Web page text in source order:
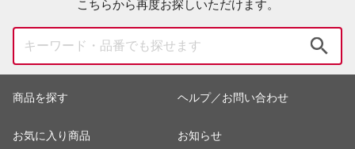
こちらから再度お探しいただけます。
商品を探す
お気に入り商品
ヘルプ／お問い合わせ
お知らせ